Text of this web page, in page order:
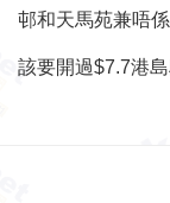
邨和天馬苑兼唔
該要開過$7.7港